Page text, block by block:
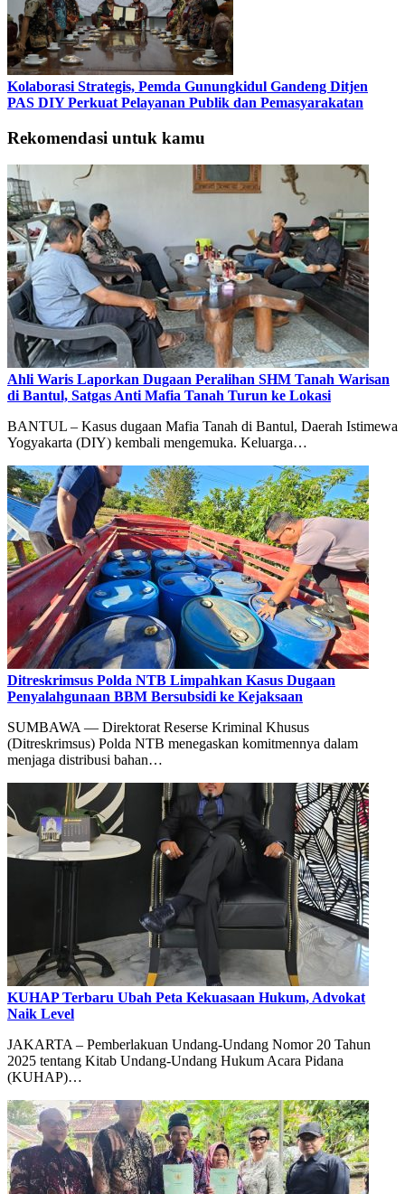
Kolaborasi Strategis, Pemda Gunungkidul Gandeng Ditjen
PAS DIY Perkuat Pelayanan Publik dan Pemasyarakatan
Rekomendasi untuk kamu
Ahli Waris Laporkan Dugaan Peralihan SHM Tanah Warisan
di Bantul, Satgas Anti Mafia Tanah Turun ke Lokasi
BANTUL – Kasus dugaan Mafia Tanah di Bantul, Daerah Istimewa
Yogyakarta (DIY) kembali mengemuka. Keluarga…
Ditreskrimsus Polda NTB Limpahkan Kasus Dugaan
Penyalahgunaan BBM Bersubsidi ke Kejaksaan
SUMBAWA — Direktorat Reserse Kriminal Khusus
(Ditreskrimsus) Polda NTB menegaskan komitmennya dalam
menjaga distribusi bahan…
KUHAP Terbaru Ubah Peta Kekuasaan Hukum, Advokat
Naik Level
JAKARTA – Pemberlakuan Undang-Undang Nomor 20 Tahun
2025 tentang Kitab Undang-Undang Hukum Acara Pidana
(KUHAP)…